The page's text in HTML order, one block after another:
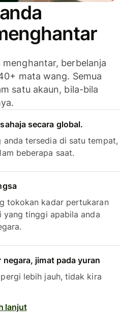
berbelanja
mata wang. Semua
satu akaun, bila-bila
secara global.
anda tersedia di satu tempat,
beberapa saat.
tokokan kadar pertukaran
yang tinggi apabila anda
jimat pada yuran
lebih jauh, tidak kira
lanjut